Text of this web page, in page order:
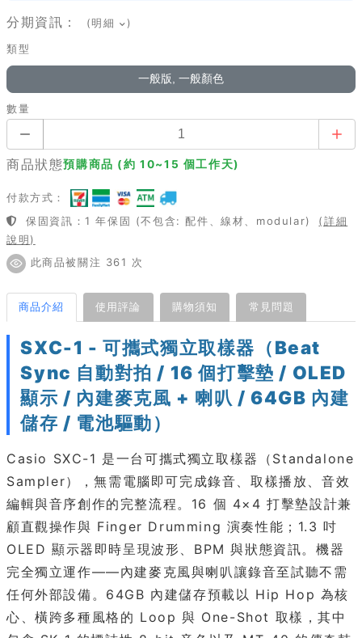
分期資訊： (明細 )
類型
一般版, 一般顏色
數量
商品狀態預購商品 (約 10~15 個工作天)
付款方式：
保固資訊：1 年保固 (不包含: 配件、線材、modular)
(詳細
說明)
此商品被關注 361 次
商品介紹 使用評論 購物須知 常見問題
SXC-1 - 可攜式獨立取樣器（Beat
Sync 自動對拍 / 16 個打擊墊 / OLED
顯示 / 內建麥克風 + 喇叭 / 64GB 內建
儲存 / 電池驅動）
Casio SXC-1 是一台可攜式獨立取樣器（Standalone
Sampler），無需電腦即可完成錄音、取樣播放、音效
編輯與音序創作的完整流程。16 個 4×4 打擊墊設計兼
顧直觀操作與 Finger Drumming 演奏性能；1.3 吋
OLED 顯示器即時呈現波形、BPM 與狀態資訊。機器
完全獨立運作——內建麥克風與喇叭讓錄音至試聽不需
任何外部設備。64GB 內建儲存預載以 Hip Hop 為核
心、橫跨多種風格的 Loop 與 One-Shot 取樣，其中